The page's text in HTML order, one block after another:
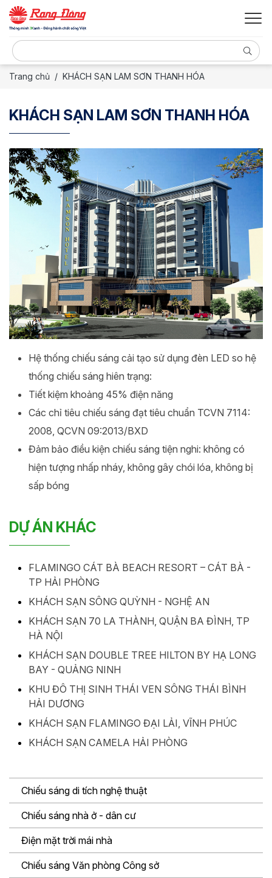
Trang chủ KHÁCH SẠN LAM SƠN THANH HÓA
KHÁCH SẠN LAM SƠN THANH HÓA
Hệ thống chiếu sáng cải tạo sử dụng đèn LED so hệ
thống chiếu sáng hiên trạng:
Tiết kiệm khoảng 45% điện năng
Các chỉ tiêu chiếu sáng đạt tiêu chuẩn TCVN 7114:
2008, QCVN 09:2013/BXD
Đảm bảo điều kiện chiếu sáng tiện nghi: không có
hiện tượng nhấp nháy, không gây chói lóa, không bị
sấp bóng
DỰ ÁN KHÁC
FLAMINGO CÁT BÀ BEACH RESORT – CÁT BÀ -
TP HẢI PHÒNG
KHÁCH SẠN SÔNG QUỲNH - NGHỆ AN
KHÁCH SẠN 70 LA THÀNH, QUẬN BA ĐÌNH, TP
HÀ NỘI
KHÁCH SẠN DOUBLE TREE HILTON BY HẠ LONG
BAY - QUẢNG NINH
KHU ĐÔ THỊ SINH THÁI VEN SÔNG THÁI BÌNH
HẢI DƯƠNG
KHÁCH SẠN FLAMINGO ĐẠI LẢI, VĨNH PHÚC
KHÁCH SẠN CAMELA HẢI PHÒNG
Chiếu sáng di tích nghệ thuật
Chiếu sáng nhà ở - dân cư
Điện mặt trời mái nhà
Chiếu sáng Văn phòng Công sở